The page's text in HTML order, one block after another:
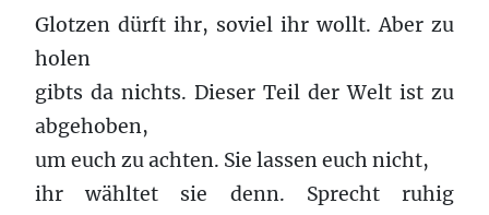
Glotzen dürft ihr, soviel ihr wollt. Aber zu
holen
gibts da nichts. Dieser Teil der Welt ist zu
abgehoben,
um euch zu achten. Sie lassen euch nicht,
ihr wähltet sie denn. Sprecht ruhig